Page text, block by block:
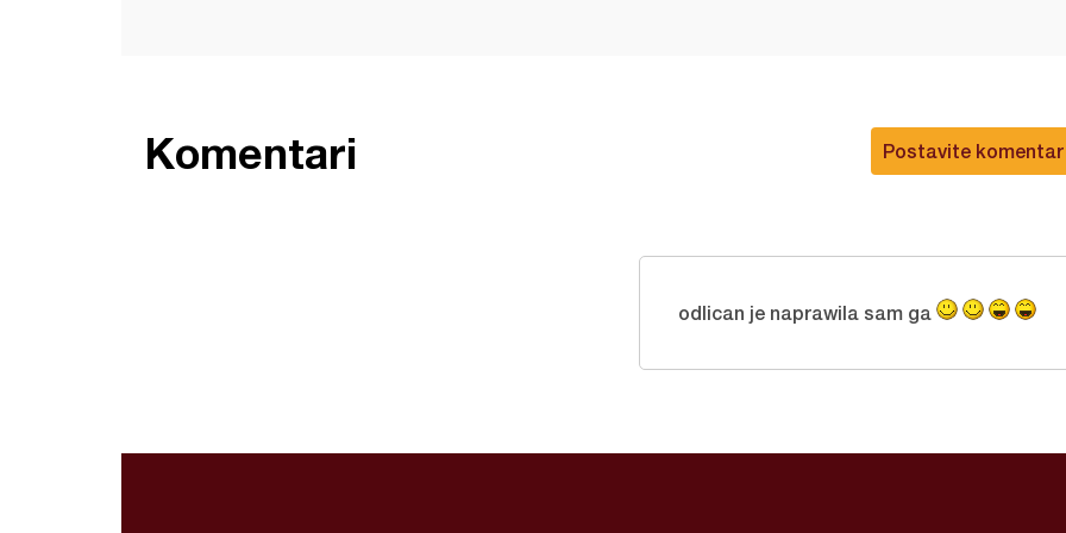
Postavite komentar
Komentari
odlican je naprawila sam ga